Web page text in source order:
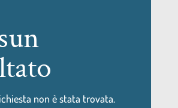
non è stata trovata.